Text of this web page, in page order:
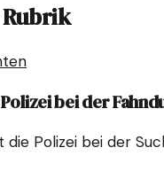
bei der
die Polizei bei der